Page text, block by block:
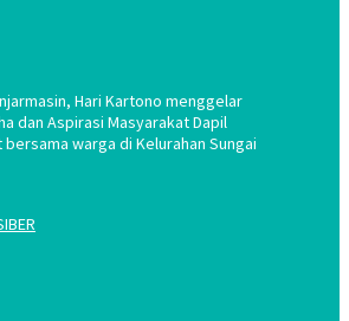
Hari Kartono menggelar
dan Aspirasi Masyarakat Dapil
bersama warga di Kelurahan Sungai